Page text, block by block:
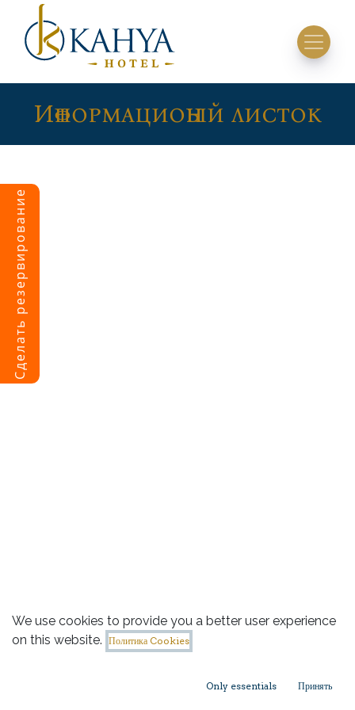
Информационный листок
Сделать резервирование
We use cookies to provide you a better user experience
on this website. Политика Cookies
Only essentials Принять